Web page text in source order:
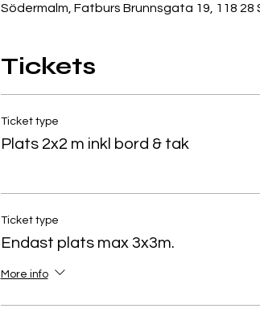
Södermalm, Fatburs Brunnsgata 19, 118 28
Tickets
Ticket type
Plats 2x2 m inkl bord & tak
Ticket type
Endast plats max 3x3m.
More info